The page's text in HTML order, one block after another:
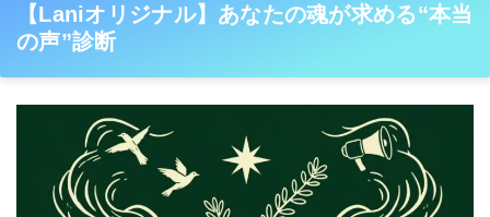
【Laniオリジナル】あなたの魂が求める“本当
の声”診断